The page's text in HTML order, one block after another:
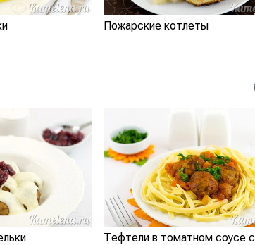
Пожарские котлеты
Тефтели в томатном соусе с